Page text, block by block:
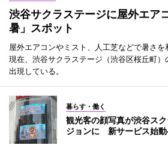
渋谷サクラステージに屋外エア
暑」スポット
屋外エアコンやミスト、人工芝などで暑さ
現在、渋谷サクラステージ（渋谷区桜丘町）
出現している。
暮らす・働く
観光客の顔写真が渋谷ス
ジョンに 新サービス始